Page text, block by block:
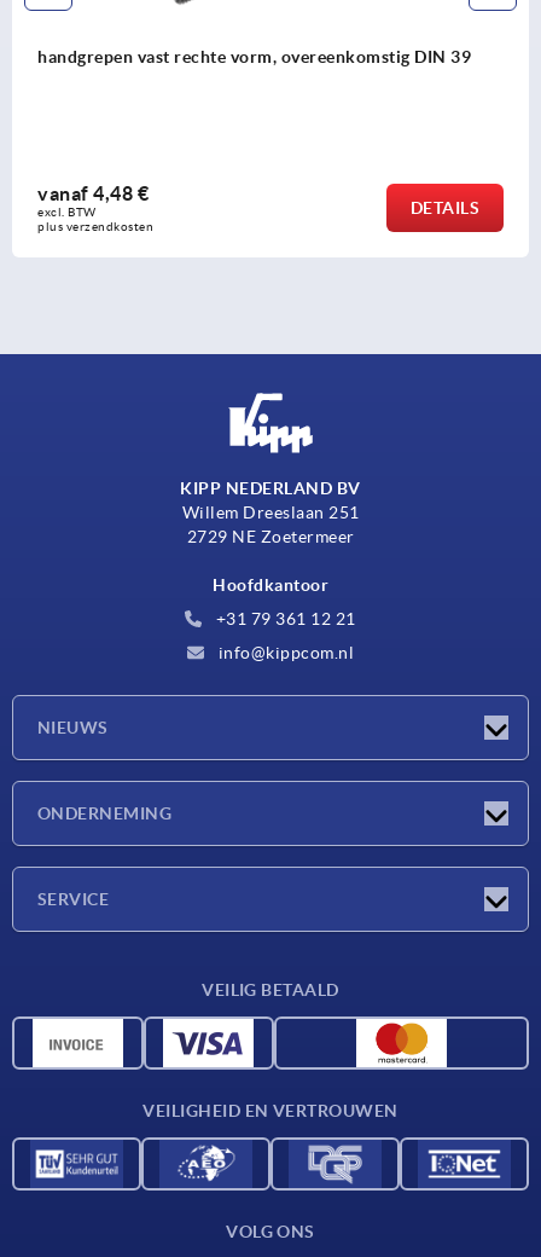
Handgrepen draaibaar DIN 98 vorm E, van rvs
vanaf16,40 €
excl. BTW
plus verzendkosten
DETAILS
KIPP NEDERLAND BV
Willem Dreeslaan 251
2729 NE Zoetermeer
Hoofdkantoor
+31 79 361 12 21
info@kippcom.nl
NIEUWS
ONDERNEMING
SERVICE
CAD-gegevens
VEILIG BETAALD
VEILIGHEID EN VERTROUWEN
VOLG ONS